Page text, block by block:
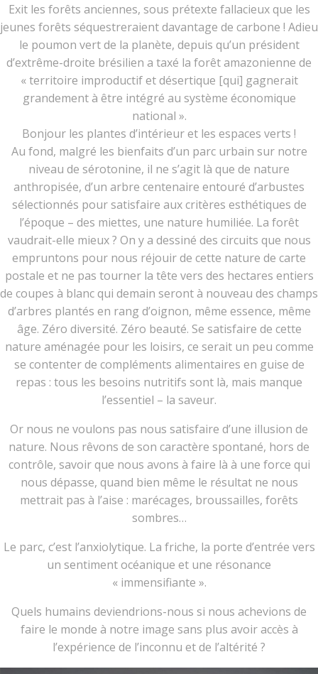
Exit les forêts anciennes, sous prétexte fallacieux que les
jeunes forêts séquestreraient davantage de carbone ! Adieu
le poumon vert de la planète, depuis qu’un président
d’extrême-droite brésilien a taxé la forêt amazonienne de
« territoire improductif et désertique [qui] gagnerait
grandement à être intégré au système économique
national ».
Bonjour les plantes d’intérieur et les espaces verts !
Au fond, malgré les bienfaits d’un parc urbain sur notre
niveau de sérotonine, il ne s’agit là que de nature
anthropisée, d’un arbre centenaire entouré d’arbustes
sélectionnés pour satisfaire aux critères esthétiques de
l’époque – des miettes, une nature humiliée. La forêt
vaudrait-elle mieux ? On y a dessiné des circuits que nous
empruntons pour nous réjouir de cette nature de carte
postale et ne pas tourner la tête vers des hectares entiers
de coupes à blanc qui demain seront à nouveau des champs
d’arbres plantés en rang d’oignon, même essence, même
âge. Zéro diversité. Zéro beauté. Se satisfaire de cette
nature aménagée pour les loisirs, ce serait un peu comme
se contenter de compléments alimentaires en guise de
repas : tous les besoins nutritifs sont là, mais manque
l’essentiel – la saveur.
Or nous ne voulons pas nous satisfaire d’une illusion de
nature. Nous rêvons de son caractère spontané, hors de
contrôle, savoir que nous avons à faire là à une force qui
nous dépasse, quand bien même le résultat ne nous
mettrait pas à l’aise : marécages, broussailles, forêts
sombres…
Le parc, c’est l’anxiolytique. La friche, la porte d’entrée vers
un sentiment océanique et une résonance
« immensifiante ».
Quels humains deviendrions-nous si nous achevions de
faire le monde à notre image sans plus avoir accès à
l’expérience de l’inconnu et de l’altérité ?